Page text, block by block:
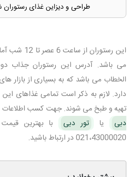
طراحی و دیزاین غذای رستوران
این رستوران
می باشد. آدرس این رستوران جذاب
الخطاب می باشد که به بسیاری از بازار
دارد. لازم به ذکر است تمامی غذاهای
تهیه و طبخ می شوند. جهت کسب اطلاعات
دبی
یا تور دبی
با بهترین
021،43000020 در ارتباط باشید.